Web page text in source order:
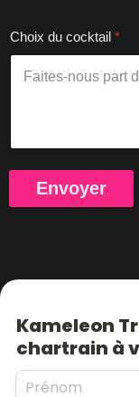
Choix du cocktail *
Envoyer